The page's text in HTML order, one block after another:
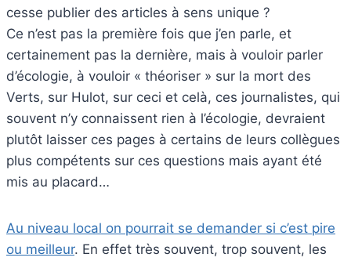
cesse publier des articles à sens unique ?
Ce n’est pas la première fois que j’en parle, et
certainement pas la dernière, mais à vouloir parler
d’écologie, à vouloir « théoriser » sur la mort des
Verts, sur Hulot, sur ceci et celà, ces journalistes, qui
souvent n’y connaissent rien à l’écologie, devraient
plutôt laisser ces pages à certains de leurs collègues
plus compétents sur ces questions mais ayant été
mis au placard…
Au niveau local on pourrait se demander si c’est pire
ou meilleur. En effet très souvent, trop souvent, les